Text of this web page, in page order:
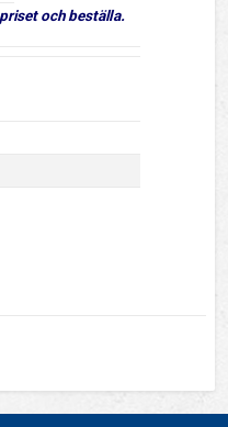
och beställa.